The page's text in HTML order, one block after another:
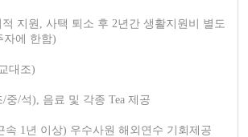
지원, 사택 퇴소 후 2년간 생활지원비 별도
자에 한함)
대조)
/석), 음료 및 각종 Tea 제공
1년 이상) 우수사원 해외연수 기회제공